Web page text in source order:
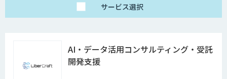
サービス選択
AI・データ活用コンサルティング・受託
開発支援